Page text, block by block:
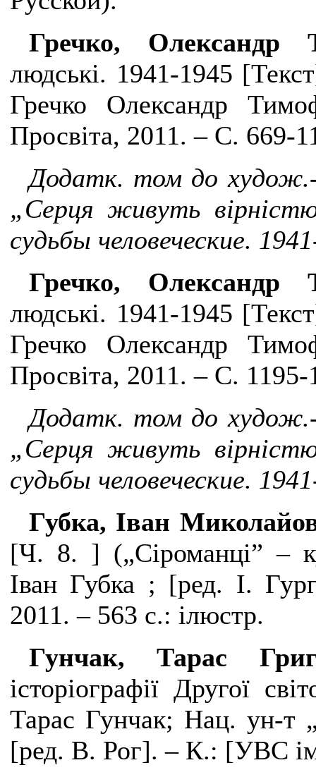
Гречко, Олександр
людські. 1941-1945
Гречко Олександр
Просвіта, 2011. – С. 669-
Додатк. том до
„Серця живуть
судьбы человеческие.
Гречко, Олександр
людські. 1941-1945
Гречко Олександр
Просвіта, 2011. – С.
Додатк. том до
„Серця живуть
судьбы человеческие.
Губка, Іван
[Ч. 8. ] („Сіроманці” –
Іван Губка ; [ред. І.
2011. – 563 с.: ілюстр.
Гунчак, Тарас
історіографії Другої
Тарас Гунчак; Нац. ун-т
[ред. В. Рог]. – К.: [УВС